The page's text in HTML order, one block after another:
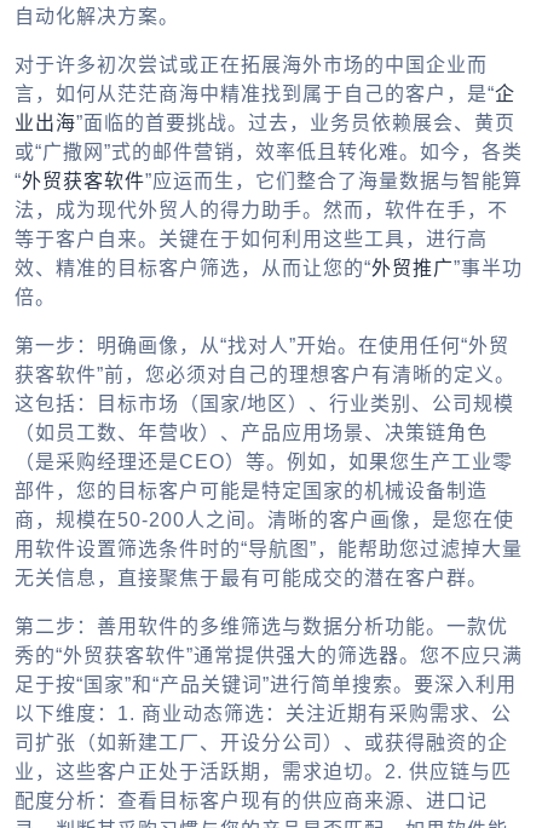
自动化解决方案。
对于许多初次尝试或正在拓展海外市场的中国企业而
言，如何从茫茫商海中精准找到属于自己的客户，是“企
业出海”面临的首要挑战。过去，业务员依赖展会、黄页
或“广撒网”式的邮件营销，效率低且转化难。如今，各类
“外贸获客软件”应运而生，它们整合了海量数据与智能算
法，成为现代外贸人的得力助手。然而，软件在手，不
等于客户自来。关键在于如何利用这些工具，进行高
效、精准的目标客户筛选，从而让您的“外贸推广”事半功
倍。
第一步：明确画像，从“找对人”开始。在使用任何“外贸
获客软件”前，您必须对自己的理想客户有清晰的定义。
这包括：目标市场（国家/地区）、行业类别、公司规模
（如员工数、年营收）、产品应用场景、决策链角色
（是采购经理还是CEO）等。例如，如果您生产工业零
部件，您的目标客户可能是特定国家的机械设备制造
商，规模在50-200人之间。清晰的客户画像，是您在使
用软件设置筛选条件时的“导航图”，能帮助您过滤掉大量
无关信息，直接聚焦于最有可能成交的潜在客户群。
第二步：善用软件的多维筛选与数据分析功能。一款优
秀的“外贸获客软件”通常提供强大的筛选器。您不应只满
足于按“国家”和“产品关键词”进行简单搜索。要深入利用
以下维度： 1. 商业动态筛选： 关注近期有采购需求、公
司扩张（如新建工厂、开设分公司）、或获得融资的企
业，这些客户正处于活跃期，需求迫切。 2. 供应链与匹
配度分析： 查看目标客户现有的供应商来源、进口记